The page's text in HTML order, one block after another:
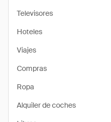
Televisores
Hoteles
Viajes
Compras
Ropa
Alquiler de coches